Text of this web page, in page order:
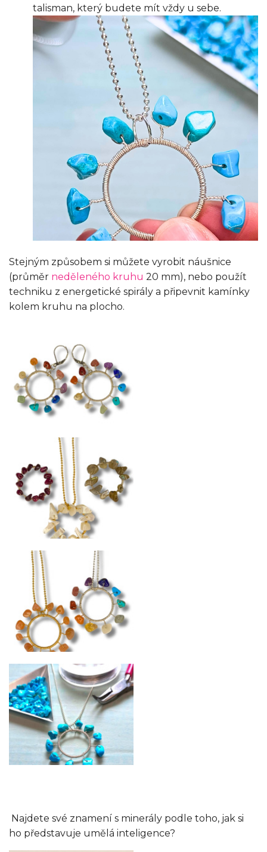
talisman, který budete mít vždy u sebe.
Stejným způsobem si můžete vyrobit náušnice
(průměr neděleného kruhu 20 mm), nebo použít
techniku z energetické spirály a připevnit kamínky
kolem kruhu na plocho.
Najdete své znamení s minerály podle toho, jak si
ho představuje umělá inteligence?